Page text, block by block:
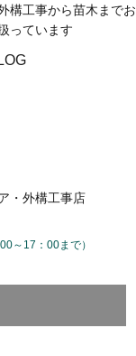
構工事から苗木までお
っています
・外構工事店
～17：00まで）